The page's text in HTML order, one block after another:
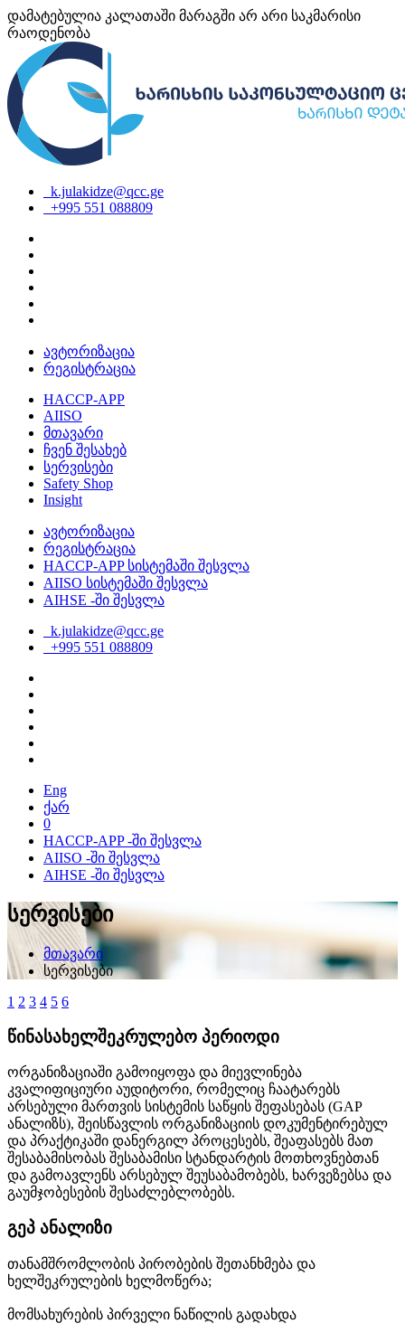
დამატებულია კალათაში მარაგში არ არი საკმარისი
რაოდენობა
k.julakidze@qcc.ge
+995 551 088809
ავტორიზაცია
რეგისტრაცია
HACCP-APP
AIISO
მთავარი
ჩვენ შესახებ
სერვისები
Safety Shop
Insight
ავტორიზაცია
რეგისტრაცია
HACCP-APP სისტემაში შესვლა
AIISO სისტემაში შესვლა
AIHSE -ში შესვლა
k.julakidze@qcc.ge
+995 551 088809
Eng
ქარ
0
HACCP-APP -ში შესვლა
AIISO -ში შესვლა
AIHSE -ში შესვლა
სერვისები
მთავარი
სერვისები
1 2 3 4 5 6
წინასახელშეკრულებო პერიოდი
ორგანიზაციაში გამოიყოფა და მიევლინება
კვალიფიციური აუდიტორი, რომელიც ჩაატარებს
არსებული მართვის სისტემის საწყის შეფასებას (GAP
ანალიზს), შეისწავლის ორგანიზაციის დოკუმენტირებულ
და პრაქტიკაში დანერგილ პროცესებს, შეაფასებს მათ
შესაბამისობას შესაბამისი სტანდარტის მოთხოვნებთან
და გამოავლენს არსებულ შეუსაბამობებს, ხარვეზებსა და
გაუმჯობესების შესაძლებლობებს.
გეპ ანალიზი
თანამშრომლობის პირობების შეთანხმება და
ხელშეკრულების ხელმოწერა;
მომსახურების პირველი ნაწილის გადახდა